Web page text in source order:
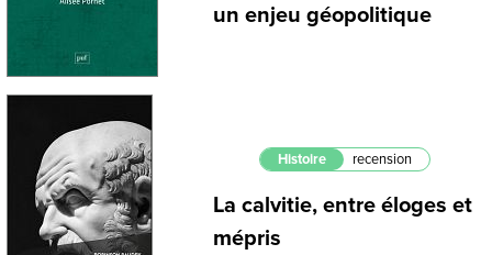
un enjeu géopolitique
Histoire recension
La calvitie, entre éloges et
mépris